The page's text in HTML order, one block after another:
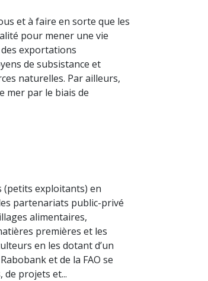
et à faire en sorte que les
pour mener une vie
exportations
de subsistance et
naturelles. Par ailleurs,
mer par le biais de
(petits exploitants) en
partenariats public-privé
alimentaires,
premières et les
en les dotant d’un
et de la FAO se
projets et...